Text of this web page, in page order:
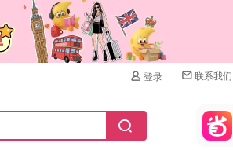
登录 联系我们